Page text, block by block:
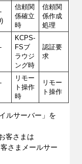
信頼関
係確立
時
信頼関
係作成
処理
KCPS-
FSブ
ラウジ
ング時
認証要
求
リモー
ト操作
時
リモー
ト操作
ルサーバー」を
客さまは
さまメールサー